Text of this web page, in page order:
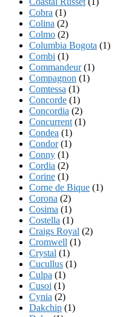
Cobra (1)
Colina (2)
Colmo (2)
Columbia Bogota (1)
Combi (1)
Commandeur(1)
Compagnon (1)
Comtessa (1)
Concorde (1)
Concordia (2)
Concurrent (1)
Condea (1)
Condor(1)
Conny (1)
Cordia (2)
Corine (1)
Corne de Bique (1)
Corona (2)
Cosima (1)
Costella (1)
Craigs Royal (2)
Cromwell (1)
Crystal (1)
Cucullus (1)
Culpa (1)
Cusoi (1)
Cynia (2)
Dakchip (1)